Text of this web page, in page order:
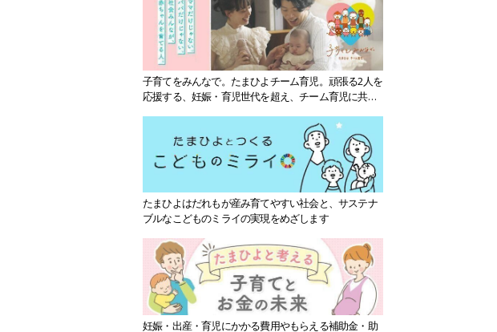
子育てをみんなで。たまひよチーム育児。頑張る2人を
応援する、妊娠・育児世代を超え、チーム育児に共感
たまひよはだれもが産み育てやすい社会と、サステナ
ブルなこどものミライの実現をめざします
妊娠・出産・育児にかかる費用やもらえる補助金・助